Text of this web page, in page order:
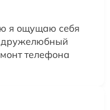
я ощущаю себя
дружелюбный
телефона